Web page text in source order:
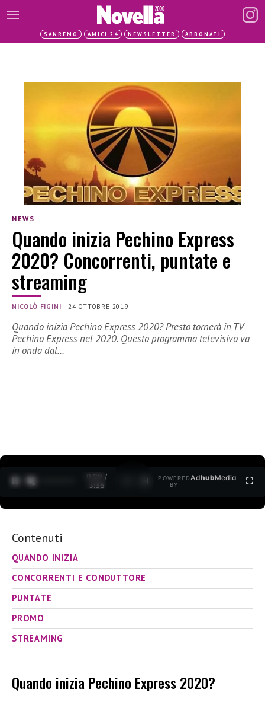
SANREMO AMICI 24 NEWSLETTER ABBONATI
NEWS
Quando inizia Pechino Express
2020? Concorrenti, puntate e
streaming
NICOLÒ FIGINI | 24 OTTOBRE 2019
Quando inizia Pechino Express 2020? Presto tornerà in TV
Pechino Express nel 2020. Questo programma televisivo va
in onda dal…
0:30 /
3:35
POWERED
BY
AdhubMedia
Contenuti
QUANDO INIZIA
CONCORRENTI E CONDUTTORE
PUNTATE
PROMO
STREAMING
Quando inizia Pechino Express 2020?